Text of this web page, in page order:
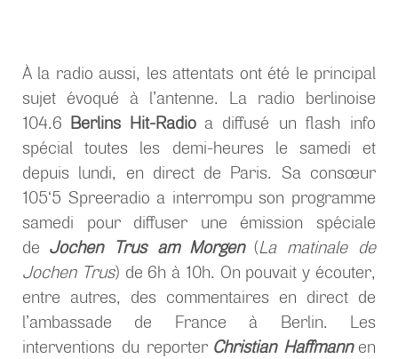
À la radio aussi, les attentats ont été le principal
sujet évoqué à l’antenne. La radio berlinoise
104.6 Berlins Hit-Radio a diffusé un flash info
spécial toutes les demi-heures le samedi et
depuis lundi, en direct de Paris. Sa consœur
105‘5 Spreeradio a interrompu son programme
samedi pour diffuser une émission spéciale
de Jochen Trus am Morgen(La matinale de
Jochen Trus) de 6h à 10h. On pouvait y écouter,
entre autres, des commentaires en direct de
l’ambassade de France à Berlin. Les
interventions du reporterChristian Haffmannen